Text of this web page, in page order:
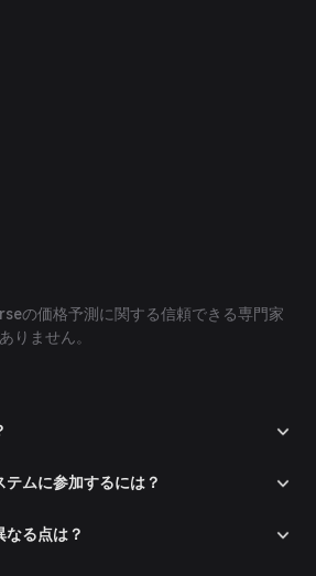
の価格予測に関する信頼できる専門家
りません。
ムに参加するには？
る点は？